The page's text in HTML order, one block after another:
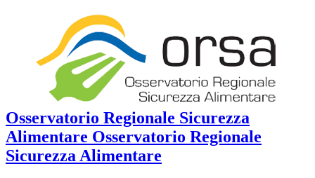
Osservatorio Regionale Sicurezza
Alimentare Osservatorio Regionale
Sicurezza Alimentare